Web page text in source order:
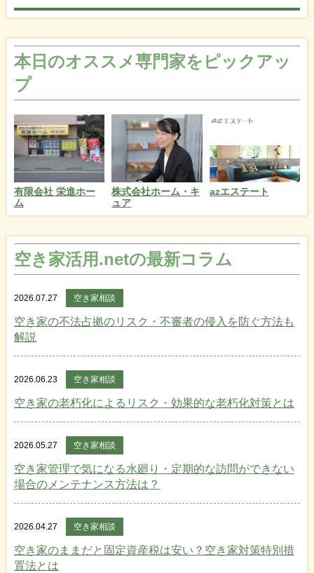
本日のオススメ専門家をピックアッ
プ
有限会社 栄進ホー
ム
株式会社ホーム・キ
ュア
azエステート
空き家活用.netの最新コラム
2026.07.27 空き家相談
空き家の不法占拠のリスク・不審者の侵入を防ぐ方法も
解説
2026.06.23 空き家相談
空き家の老朽化によるリスク・効果的な老朽化対策とは
2026.05.27 空き家相談
空き家管理で気になる水廻り・定期的な訪問ができない
場合のメンテナンス方法は？
2026.04.27 空き家相談
空き家のままだと固定資産税は安い？空き家対策特別措
置法とは